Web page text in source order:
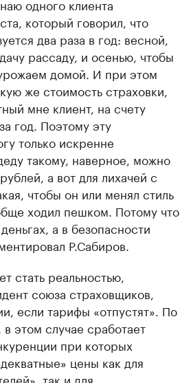
одного клиента
который говорил, что
два раза в год: весной,
рассаду, и осенью, чтобы
домой. И при этом
же стоимость страховки,
мне клиент, на счету
год. Поэтому эту
только искренне
такому, наверное, можно
а вот для лихачей с
чтобы он или менял стиль
ходил пешком. Потому что
а в безопасности
Р.Сабиров.
стать реальностью,
союза страховщиков,
если тарифы «отпустят». По
этом случае сработает
при которых
цены как для
так и для